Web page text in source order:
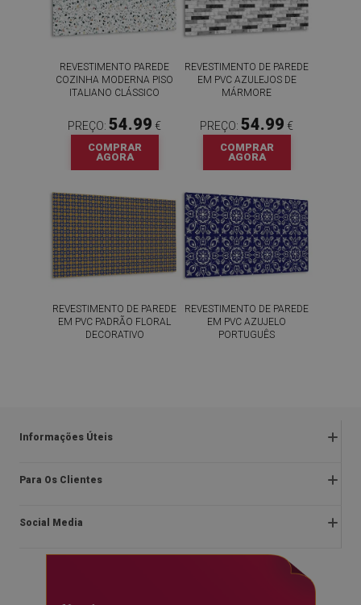
REVESTIMENTO PAREDE
COZINHA MODERNA PISO
ITALIANO CLÁSSICO
PREÇO: 54.99 €
COMPRAR
AGORA
REVESTIMENTO DE PAREDE
EM PVC AZULEJOS DE
MÁRMORE
PREÇO: 54.99 €
COMPRAR
AGORA
REVESTIMENTO DE PAREDE
EM PVC PADRÃO FLORAL
DECORATIVO
REVESTIMENTO DE PAREDE
EM PVC AZUJELO
PORTUGUÊS
Informações Úteis
Devoluções e reclamações
Política de privacidade e cookies
Para Os Clientes
Sobre nós
Social Media